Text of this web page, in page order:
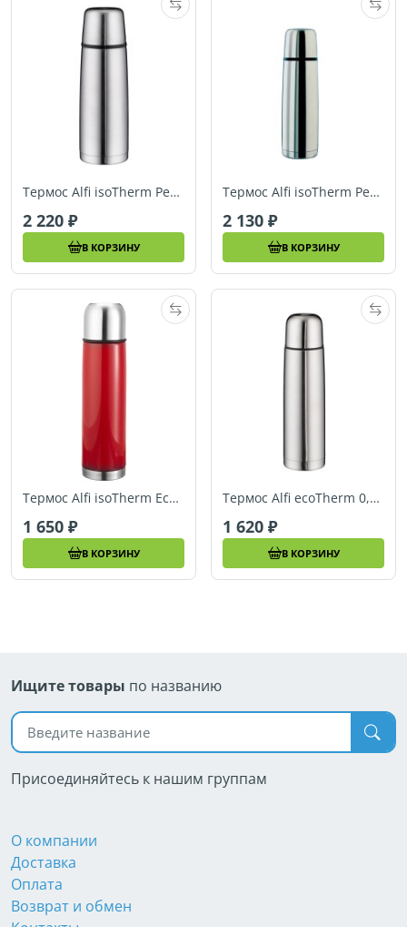
Термос Alfi isoTherm Perfect AS 0,75L арт. 5207205075
2 220
В КОРЗИНУ
Термос Alfi isoTherm Perfect 0,75L
2 130
В КОРЗИНУ
Термос Alfi isoTherm Eco red 0,75L
1 650
В КОРЗИНУ
Термос Alfi ecoTherm 0,75L 5447205075
1 620
В КОРЗИНУ
Ищите товары по названию
Поиск по названию
Присоединяйтесь к нашим группам
О компании
Доставка
Оплата
Возврат и обмен